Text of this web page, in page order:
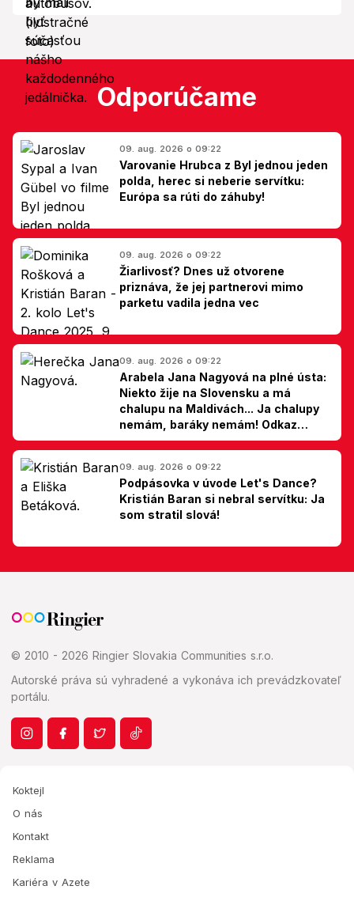
Odporúčame
09. aug. 2026 o 09:22
Varovanie Hrubca z Byl jednou jeden
polda, herec si neberie servítku:
Európa sa rúti do záhuby!
09. aug. 2026 o 09:22
Žiarlivosť? Dnes už otvorene
priznáva, že jej partnerovi mimo
parketu vadila jedna vec
09. aug. 2026 o 09:22
Arabela Jana Nagyová na plné ústa:
Niekto žije na Slovensku a má
chalupu na Maldivách... Ja chalupy
nemám, baráky nemám! Odkaz
Slovákom
09. aug. 2026 o 09:22
Podpásovka v úvode Let's Dance?
Kristián Baran si nebral servítku: Ja
som stratil slová!
© 2010 - 2026 Ringier Slovakia Communities s.r.o.
Autorské práva sú vyhradené a vykonáva ich prevádzkovateľ
portálu.
Koktejl
O nás
Kontakt
Reklama
Kariéra v Azete